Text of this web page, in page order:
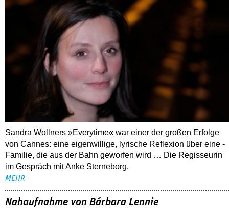
Sandra Wollners »Everytime« war einer der großen Erfolge
von Cannes: eine eigenwillige, lyrische Reflexion über eine ­
Familie, die aus der Bahn geworfen wird … Die Regisseurin
im Gespräch mit Anke Sterneborg.
MEHR
Nahaufnahme von Bárbara Lennie